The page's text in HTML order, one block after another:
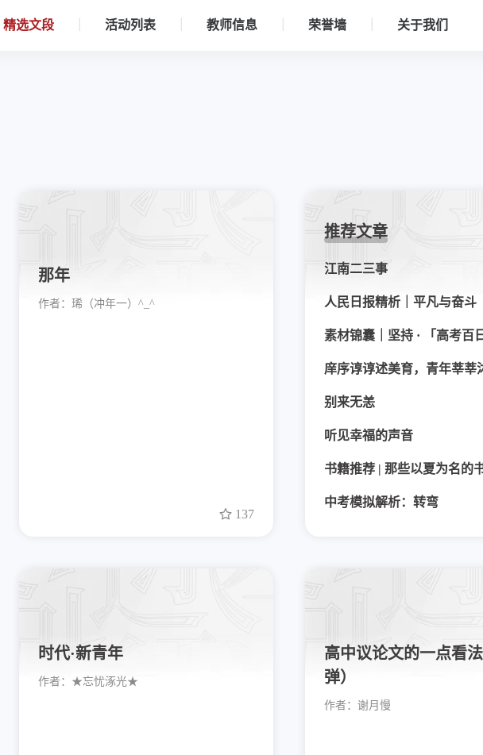
精选文段 活动列表 教师信息 荣誉墙 关于我们
那年
作者： 琋（冲年一）^_^
137
推荐文章
江南二三事
人民日报精析｜平凡与奋斗
素材锦囊｜坚持 · 「高考百
庠序谆谆述美育，青年莘莘
别来无恙
听见幸福的声音
书籍推荐 | 那些以夏为名的
中考模拟解析：转弯
时代·新青年
作者： ★忘忧涿光★
高中议论文的一点看
弹）
作者： 谢月慢